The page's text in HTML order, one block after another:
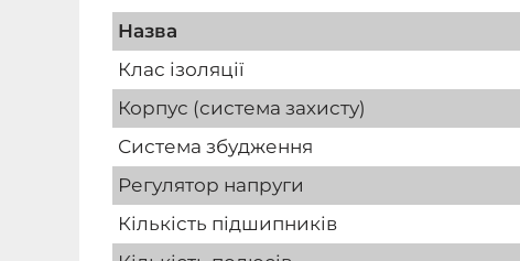
Назва
Клас ізоляції
Корпус (система захисту)
Система збудження
Регулятор напруги
Кількість підшипників